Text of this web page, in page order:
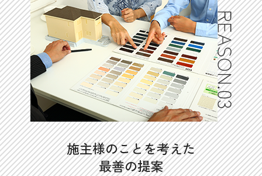
施主様のことを考えた
最善の提案